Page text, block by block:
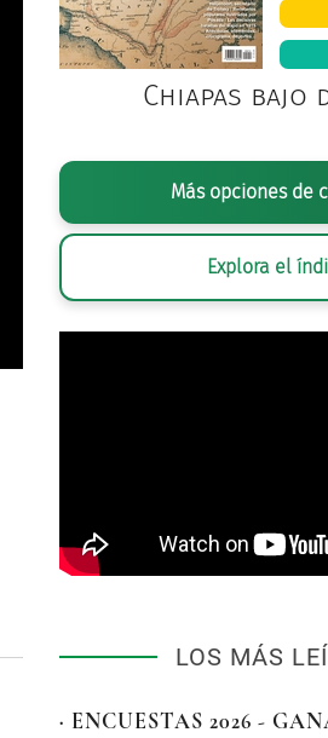
Chiapas bajo
Más opciones de
Explora el
LOS MÁS
· ENCUESTAS 2026 -